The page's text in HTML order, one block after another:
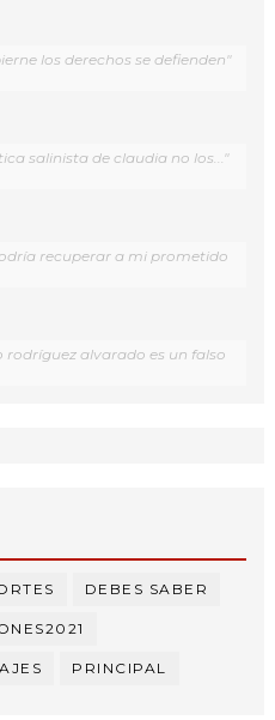
los derechos se defienden"
salinista de claudia no los..."
recuperar a mi prometido
alvarado es un falso
DEBES SABER
PRINCIPAL